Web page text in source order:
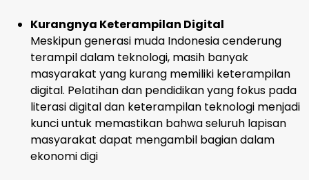
Kurangnya Keterampilan Digital
Meskipun generasi muda Indonesia cenderung
terampil dalam teknologi, masih banyak
masyarakat yang kurang memiliki keterampilan
digital. Pelatihan dan pendidikan yang fokus pada
literasi digital dan keterampilan teknologi menjadi
kunci untuk memastikan bahwa seluruh lapisan
masyarakat dapat mengambil bagian dalam
ekonomi digi